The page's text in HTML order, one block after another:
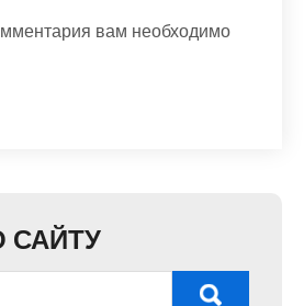
вам необходимо
САЙТУ